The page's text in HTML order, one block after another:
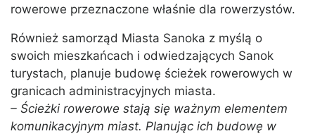
rowerowe przeznaczone właśnie dla rowerzystów.
Również samorząd Miasta Sanoka z myślą o
swoich mieszkańcach i odwiedzających Sanok
turystach, planuje budowę ścieżek rowerowych w
granicach administracyjnych miasta.
– Ścieżki rowerowe stają się ważnym elementem
komunikacyjnym miast. Planując ich budowę w